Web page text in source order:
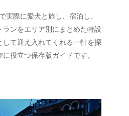
際に愛犬と旅し、宿泊し、
ンをエリア別にまとめた特設
て迎え入れてくれる一軒を探
役立つ保存版ガイドです。